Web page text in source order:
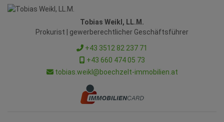
Tobias Weikl, LL.M.
Prokurist | gewerberechtlicher Geschäftsführer
+43 3512 82 237 71
+43 660 474 05 73
tobias.weikl@boechzelt-immobilien.at